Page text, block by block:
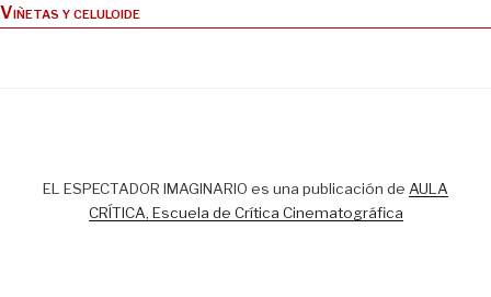
Viñetas y celuloide
EL ESPECTADOR IMAGINARIO es una publicación de AULA
CRÍTICA, Escuela de Crítica Cinematográfica